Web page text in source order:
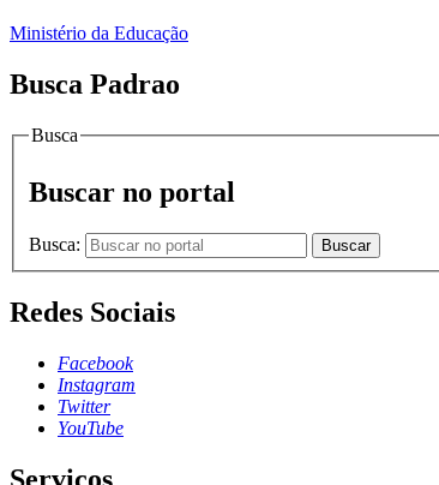
Ministério da Educação
Busca Padrao
Busca
Buscar no portal
Busca: Buscar
Redes Sociais
Facebook
Instagram
Twitter
YouTube
Serviços